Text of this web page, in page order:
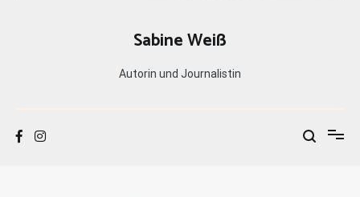
Sabine Weiß
Autorin und Journalistin